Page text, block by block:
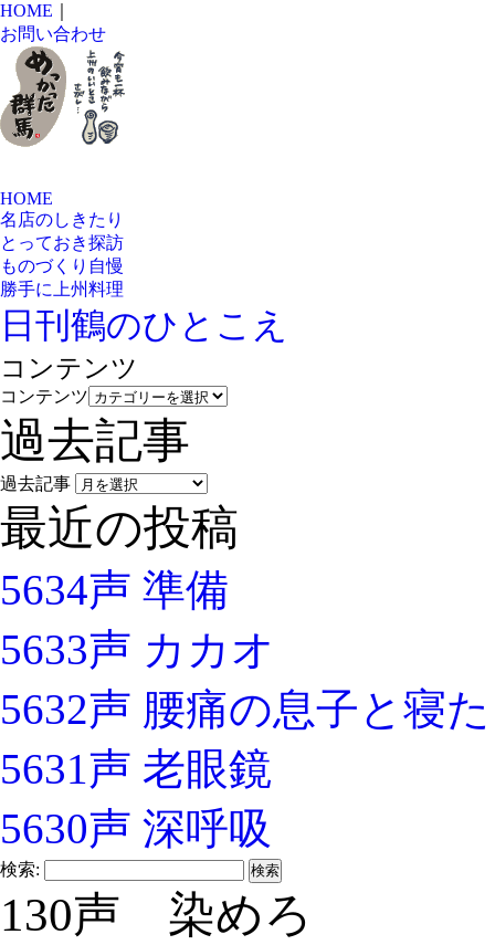
HOME
お問い合わせ
HOME
名店のしきたり
とっておき探訪
ものづくり自慢
勝手に上州料理
日刊鶴のひとこえ
コンテンツ
コンテンツ
過去記事
過去記事
最近の投稿
5634声 準備
5633声 カカオ
5632声 腰痛の息子と寝
5631声 老眼鏡
5630声 深呼吸
検索:
130声 染めろ